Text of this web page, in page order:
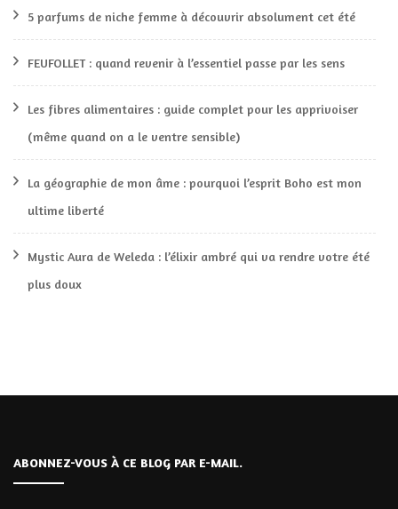
5 parfums de niche femme à découvrir absolument cet été
FEUFOLLET : quand revenir à l’essentiel passe par les sens
Les fibres alimentaires : guide complet pour les apprivoiser
(même quand on a le ventre sensible)
La géographie de mon âme : pourquoi l’esprit Boho est mon
ultime liberté
Mystic Aura de Weleda : l’élixir ambré qui va rendre votre été
plus doux
ABONNEZ-VOUS À CE BLOG PAR E-MAIL.